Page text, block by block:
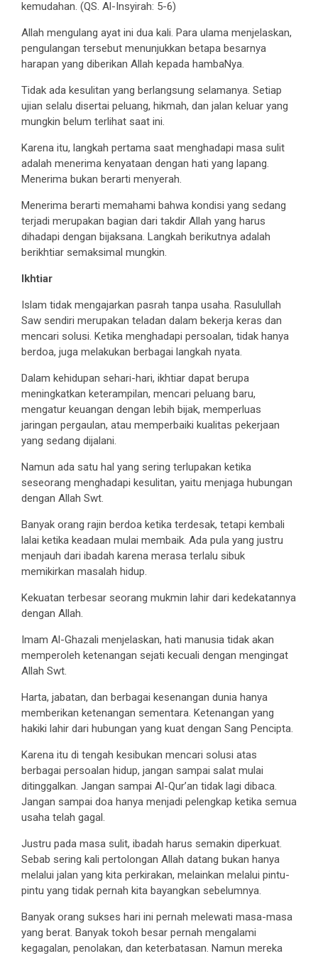
kemudahan. (QS. Al-Insyirah: 5-6)
Allah mengulang ayat ini dua kali. Para ulama menjelaskan,
pengulangan tersebut menunjukkan betapa besarnya
harapan yang diberikan Allah kepada hambaNya.
Tidak ada kesulitan yang berlangsung selamanya. Setiap
ujian selalu disertai peluang, hikmah, dan jalan keluar yang
mungkin belum terlihat saat ini.
Karena itu, langkah pertama saat menghadapi masa sulit
adalah menerima kenyataan dengan hati yang lapang.
Menerima bukan berarti menyerah.
Menerima berarti memahami bahwa kondisi yang sedang
terjadi merupakan bagian dari takdir Allah yang harus
dihadapi dengan bijaksana. Langkah berikutnya adalah
berikhtiar semaksimal mungkin.
Ikhtiar
Islam tidak mengajarkan pasrah tanpa usaha. Rasulullah
Saw sendiri merupakan teladan dalam bekerja keras dan
mencari solusi. Ketika menghadapi persoalan, tidak hanya
berdoa, juga melakukan berbagai langkah nyata.
Dalam kehidupan sehari-hari, ikhtiar dapat berupa
meningkatkan keterampilan, mencari peluang baru,
mengatur keuangan dengan lebih bijak, memperluas
jaringan pergaulan, atau memperbaiki kualitas pekerjaan
yang sedang dijalani.
Namun ada satu hal yang sering terlupakan ketika
seseorang menghadapi kesulitan, yaitu menjaga hubungan
dengan Allah Swt.
Banyak orang rajin berdoa ketika terdesak, tetapi kembali
lalai ketika keadaan mulai membaik. Ada pula yang justru
menjauh dari ibadah karena merasa terlalu sibuk
memikirkan masalah hidup.
Kekuatan terbesar seorang mukmin lahir dari kedekatannya
dengan Allah.
Imam Al-Ghazali menjelaskan, hati manusia tidak akan
memperoleh ketenangan sejati kecuali dengan mengingat
Allah Swt.
Harta, jabatan, dan berbagai kesenangan dunia hanya
memberikan ketenangan sementara. Ketenangan yang
hakiki lahir dari hubungan yang kuat dengan Sang Pencipta.
Karena itu di tengah kesibukan mencari solusi atas
berbagai persoalan hidup, jangan sampai salat mulai
ditinggalkan. Jangan sampai Al-Qur’an tidak lagi dibaca.
Jangan sampai doa hanya menjadi pelengkap ketika semua
usaha telah gagal.
Justru pada masa sulit, ibadah harus semakin diperkuat.
Sebab sering kali pertolongan Allah datang bukan hanya
melalui jalan yang kita perkirakan, melainkan melalui pintu-
pintu yang tidak pernah kita bayangkan sebelumnya.
Banyak orang sukses hari ini pernah melewati masa-masa
yang berat. Banyak tokoh besar pernah mengalami
kegagalan, penolakan, dan keterbatasan. Namun mereka